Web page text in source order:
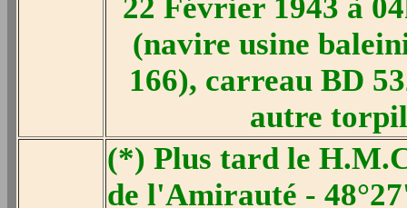
22 Février 1943 à
(navire usine
166), carreau BD
autre
(*) Plus tard le
de l'Amirauté -